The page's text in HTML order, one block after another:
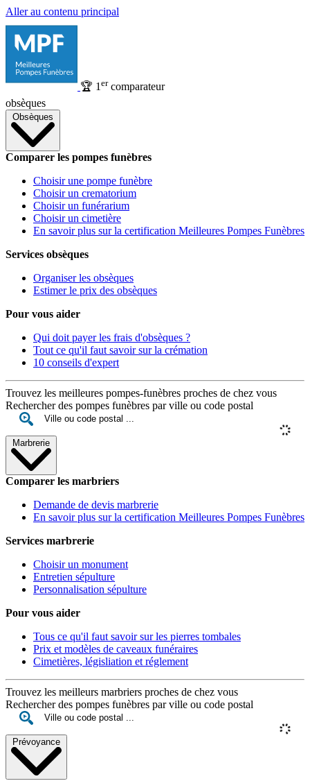
Aller au contenu principal
🏆 1 ercomparateur
obsèques
Obsèques
Comparer les pompes funèbres
Choisir une pompe funèbre
Choisir un crematorium
Choisir un funérarium
Choisir un cimetière
En savoir plus sur la certification Meilleures Pompes Funèbres
Services obsèques
Organiser les obsèques
Estimer le prix des obsèques
Pour vous aider
Qui doit payer les frais d'obsèques ?
Tout ce qu'il faut savoir sur la crémation
10 conseils d'expert
Trouvez les meilleures pompes-funèbres proches de chez vous
Rechercher des pompes funèbres par ville ou code postal
Marbrerie
Comparer les marbriers
Demande de devis marbrerie
En savoir plus sur la certification Meilleures Pompes Funèbres
Services marbrerie
Choisir un monument
Entretien sépulture
Personnalisation sépulture
Pour vous aider
Tous ce qu'il faut savoir sur les pierres tombales
Prix et modèles de caveaux funéraires
Cimetières, législiation et réglement
Trouvez les meilleurs marbriers proches de chez vous
Rechercher des pompes funèbres par ville ou code postal
Prévoyance